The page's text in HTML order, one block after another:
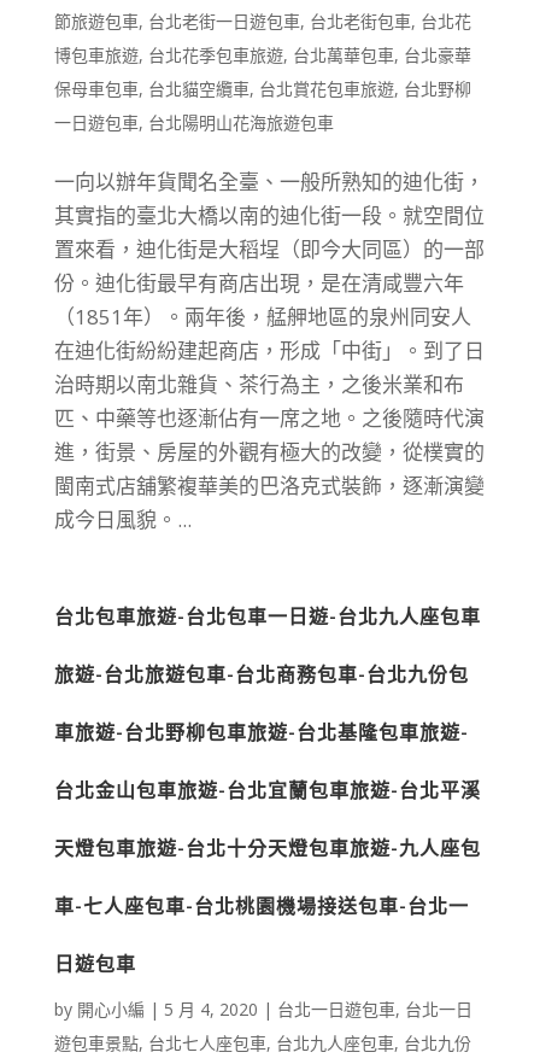
節旅遊包車, 台北老街一日遊包車, 台北老街包車, 台北花
博包車旅遊, 台北花季包車旅遊, 台北萬華包車, 台北豪華
保母車包車, 台北貓空纜車, 台北賞花包車旅遊, 台北野柳
一日遊包車, 台北陽明山花海旅遊包車
一向以辦年貨聞名全臺、一般所熟知的迪化街，
其實指的臺北大橋以南的迪化街一段。就空間位
置來看，迪化街是大稻埕（即今大同區）的一部
份。迪化街最早有商店出現，是在清咸豐六年
（1851年）。兩年後，艋舺地區的泉州同安人
在迪化街紛紛建起商店，形成「中街」。到了日
治時期以南北雜貨、茶行為主，之後米業和布
匹、中藥等也逐漸佔有一席之地。之後隨時代演
進，街景、房屋的外觀有極大的改變，從樸實的
閩南式店舖繁複華美的巴洛克式裝飾，逐漸演變
成今日風貌。...
台北包車旅遊-台北包車一日遊-台北九人座包車
旅遊-台北旅遊包車-台北商務包車-台北九份包
車旅遊-台北野柳包車旅遊-台北基隆包車旅遊-
台北金山包車旅遊-台北宜蘭包車旅遊-台北平溪
天燈包車旅遊-台北十分天燈包車旅遊-九人座包
車-七人座包車-台北桃園機場接送包車-台北一
日遊包車
by 開心小編 | 5 月 4, 2020 | 台北一日遊包車, 台北一日
遊包車景點, 台北七人座包車, 台北九人座包車, 台北九份